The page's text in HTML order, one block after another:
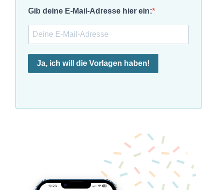
Gib deine E-Mail-Adresse hier ein:
Ja, ich will die Vorlagen haben!